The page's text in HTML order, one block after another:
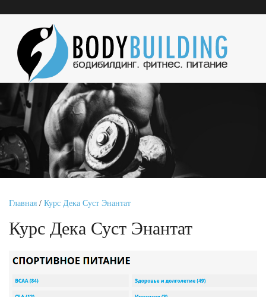
Главная / Курс Дека Суст Энантат
Курс Дека Суст Энантат